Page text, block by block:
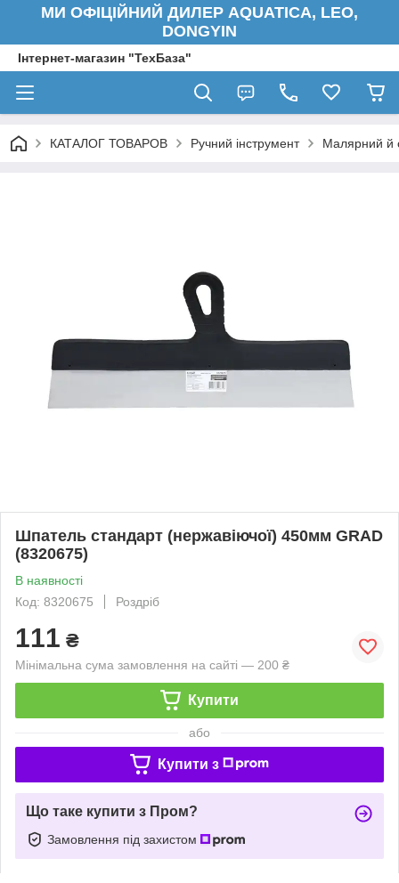
МИ ОФІЦІЙНИЙ ДИЛЕР AQUATICA, LEO,
DONGYIN
Інтернет-магазин "ТехБаза"
КАТАЛОГ ТОВАРОВ Ручний інструмент Малярний й
Шпатель стандарт (нержавіючої) 450мм GRAD
(8320675)
В наявності
Код: 8320675
Роздріб
111 ₴
Мінімальна сума замовлення на сайті — 200 ₴
Купити
або
Купити з
Що таке купити з Пром?
Замовлення під захистом